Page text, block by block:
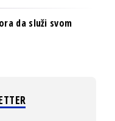
da služi svom